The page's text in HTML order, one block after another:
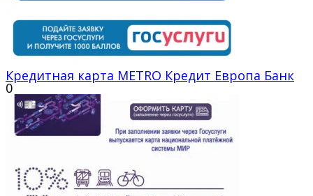
Кредитная карта METRO Кредит Европа Банк
0